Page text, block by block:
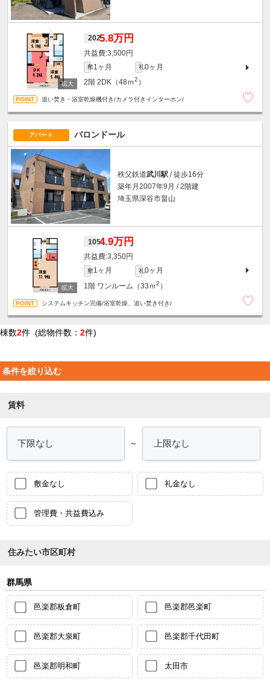
2025.8万円
3,500円
敷1ヶ月 礼0ヶ月
2階 2DK（48ｍ2 ）
追い焚き・浴室乾燥機付き/カメラ付きインターホン/
アパート バロンドール
秩父鉄道武川駅 / 徒歩16分
築年月2007年9月 / 2階建
埼玉県深谷市畠山
1054.9万円
3,350円
敷1ヶ月 礼0ヶ月
1階 ワンルーム（33ｍ2 ）
システムキッチン完備/浴室乾燥、追い焚き付き/
棟数2件 (総物件数： 2件)
条件を絞り込む
賃料
～
敷金なし 礼金なし
管理費・共益費込み
住みたい市区町村
群馬県
邑楽郡板倉町 邑楽郡邑楽町
邑楽郡大泉町 邑楽郡千代田町
邑楽郡明和町 太田市